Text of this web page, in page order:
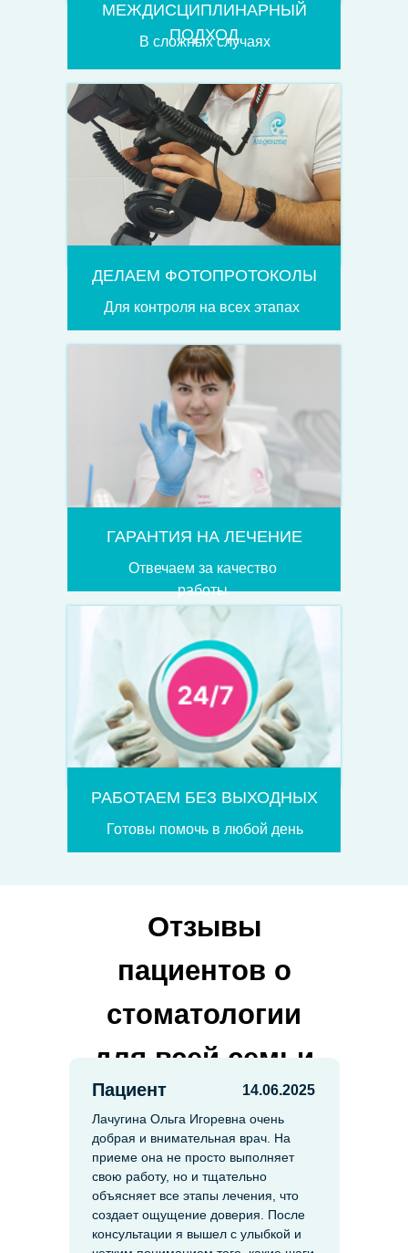
ДЕЛАЕМ ФОТОПРОТОКОЛЫ
Для контроля на всех этапах
Отвечаем за качество
работы
ГАРАНТИЯ НА ЛЕЧЕНИЕ
МЕЖДИСЦИПЛИНАРНЫЙ
ПОДХОД
В сложных случаях
Готовы помочь в любой день
РАБОТАЕМ БЕЗ ВЫХОДНЫХ
Отзывы
пациентов о
стоматологии
для всей семьи
Пациент 14.06.2025
Лачугина Ольга Игоревна очень
добрая и внимательная врач. На
приеме она не просто выполняет
свою работу, но и тщательно
объясняет все этапы лечения, что
создает ощущение доверия. После
консультации я вышел с улыбкой и